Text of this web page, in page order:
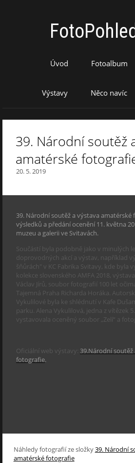
Úvod Fotoalbum
Výstavy Něco navíc
39. Národní soutěž
amatérské
20. 5. 2019
39. Národní soutěž a výstava
výsledků a předání ocenění 11. května
muzeu a galerii ve Svitavách.
Součástí byla podobně jako v minulých
doprovodných akcí a výstav, například
šňůrách" v KC Fabrika Svitavy, kde byla
kolekce slovenského AMFA 2018,
Václav Jírů, soubor fotografií 100 let
Tajemná Praha Richarda Horáka.
Vykulilové byla ke shlédnutí v Kafe
parku. Alena Vykulilová, jedna z vítězek
vystavovala oceněný soubor „Zelí“ a
Oficiální web výstavy: 39.Národní
fotografie.
Náhledy fotografií ze složky39. Národní
amatérské fotografie